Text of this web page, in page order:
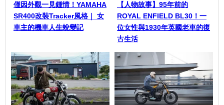
僅因外觀一見鍾情！YAMAHA
SR400改裝Tracker風格｜ 女
車主的機車人生蛻變記
【人物故事】95年前的
ROYAL ENFIELD BL30！一
位女性與1930年英國老車的復
古生活